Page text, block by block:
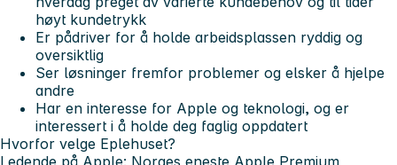
høyt kundetrykk
Er pådriver for å holde arbeidsplassen ryddig og
oversiktlig
Ser løsninger fremfor problemer og elsker å hjelpe
andre
Har en interesse for Apple og teknologi, og er
interessert i å holde deg faglig oppdatert
Hvorfor velge Eplehuset?